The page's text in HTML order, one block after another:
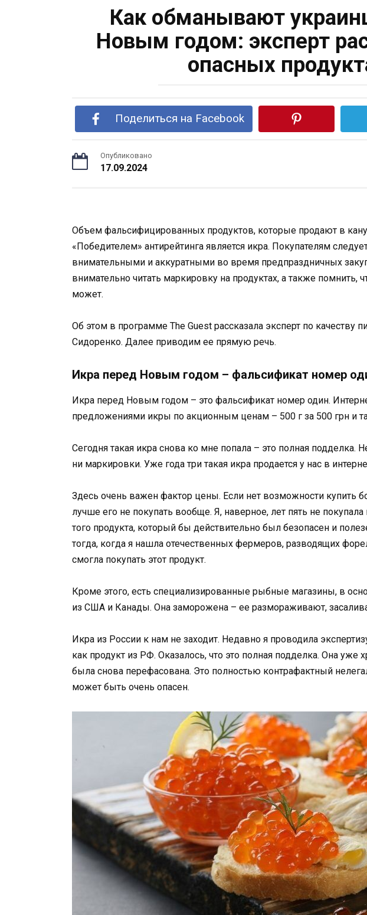
Как обманывают
Новым годом: эксперт
опасных
Поделиться на Facebook
Опубликовано
17.09.2024
Объем фальсифицированных продуктов, которые продают в
«Победителем» антирейтинга является икра. Покупателям
внимательными и аккуратными во время предпраздничных
внимательно читать маркировку на продуктах, а также
может.
Об этом в программе The Guest рассказала эксперт по качеству
Сидоренко. Далее приводим ее прямую речь.
Икра перед Новым годом – фальсификат номер
Икра перед Новым годом – это фальсификат номер один.
предложениями икры по акционным ценам – 500 г за 500 грн и
Сегодня такая икра снова ко мне попала – это полная подделка.
ни маркировки. Уже года три такая икра продается у нас в
Здесь очень важен фактор цены. Если нет возможности купить
лучше его не покупать вообще. Я, наверное, лет пять не
того продукта, который бы действительно был безопасен и
тогда, когда я нашла отечественных фермеров, разводящих
смогла покупать этот продукт.
Кроме этого, есть специализированные рыбные магазины, в
из США и Канады. Она заморожена – ее размораживают,
Икра из России к нам не заходит. Недавно я проводила
как продукт из РФ. Оказалось, что это полная подделка. Она уже
была снова перефасована. Это полностью контрафактный
может быть очень опасен.